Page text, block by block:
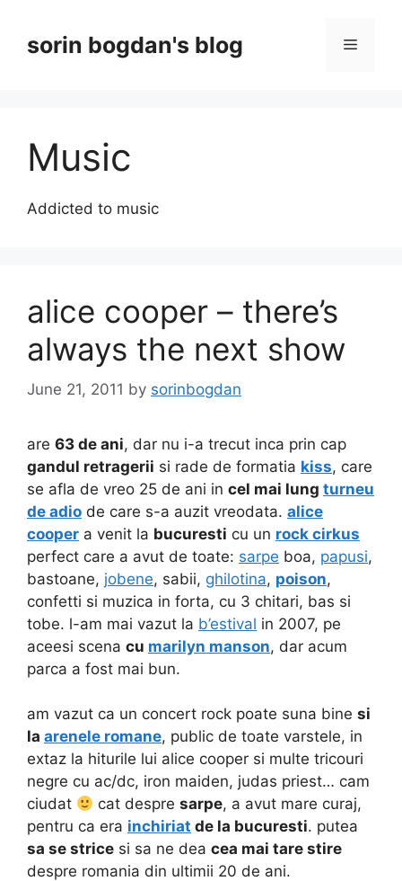
contentsorin bogdan's blog Menu
Music
Addicted to music
alice cooper – there’s
always the next show
June 21, 2011 by sorinbogdan
are 63 de ani, dar nu i-a trecut inca prin cap
gandul retragerii si rade de formatia kiss, care
se afla de vreo 25 de ani in cel mai lung turneu
de adio de care s-a auzit vreodata. alice
cooper a venit la bucuresti cu un rock cirkus
perfect care a avut de toate: sarpe boa, papusi,
bastoane, jobene, sabii, ghilotina, poison,
confetti si muzica in forta, cu 3 chitari, bas si
tobe. l-am mai vazut la b’estival in 2007, pe
aceesi scena cu marilyn manson, dar acum
parca a fost mai bun.
am vazut ca un concert rock poate suna bine si
la arenele romane, public de toate varstele, in
extaz la hiturile lui alice cooper si multe tricouri
negre cu ac/dc, iron maiden, judas priest… cam
ciudat
cat despresarpe, a avut mare curaj,
pentru ca era inchiriat de la bucuresti. putea
sa se strice si sa ne dea cea mai tare stire
despre romania din ultimii 20 de ani.